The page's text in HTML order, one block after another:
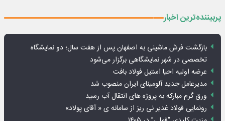
پربیننده‌ترین اخبار
بازگشت فرش ماشینی به اصفهان پس از هفت سال؛ دو نمایشگاه
تخصصی در شهر نمایشگاهی برگزار می‌شود
عرضه اولیه احیا استیل فولاد بافت
مدیرعامل جدید آلومینای ایران منصوب شد
ورق گرم مبارکه به پروژه های انتقال آب رسید
رونمایی فولاد غدیر نی ریز از سامانه ی « آقای پولاد»